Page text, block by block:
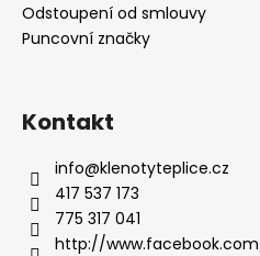
Odstoupení od smlouvy
Puncovní značky
Kontakt
info@klenotyteplice.cz
417 537 173
775 317 041
http://